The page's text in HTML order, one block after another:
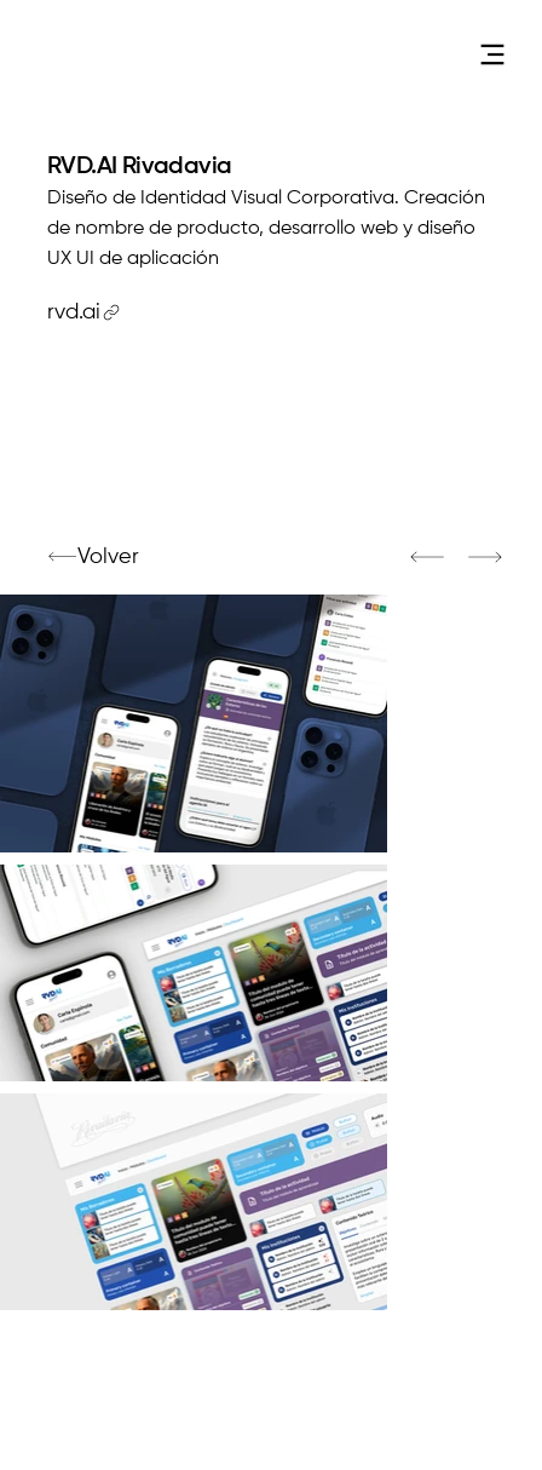
RVD.AI Rivadavia
Diseño de Identidad Visual Corporativa. Creación
de nombre de producto, desarrollo web y diseño
UX UI de aplicación
rvd.ai
Volver